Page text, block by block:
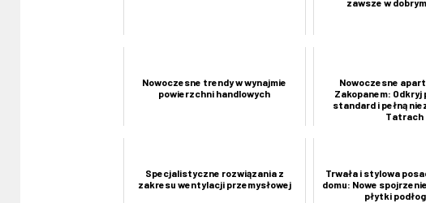
Nowoczesne trendy w wynajmie
powierzchni handlowych
Nowoczesne
Zakopanem:
standard i pełną
Tatrach
Specjalistyczne rozwiązania z
zakresu wentylacji przemysłowej
Trwała i stylowa
domu: Nowe
płytki